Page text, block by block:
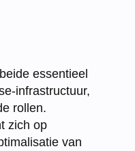
essentieel
infrastructuur,
rollen.
zich op
van